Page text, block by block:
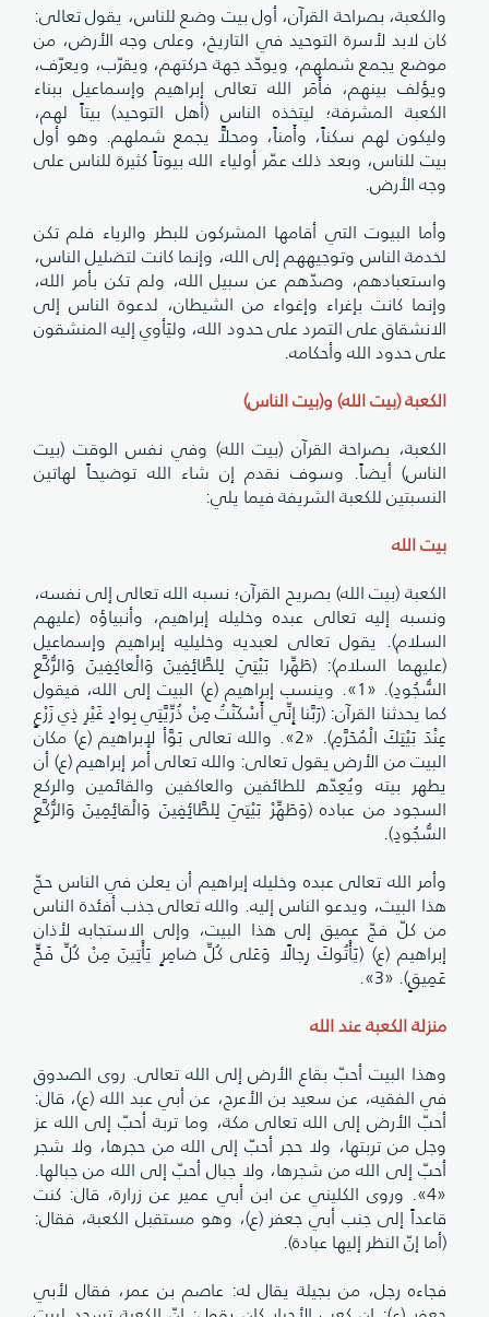
والكعبة، بصراحة القرآن، أول بيت وضع للناس، يقول تعالى:
كان لابد لأسرة التوحيد في التاريخ، وعلى وجه الأرض، من
موضع يجمع شملهم، ويوحّد جهة حركتهم، ويقرّب، ويعرّف،
ويؤلف بينهم، فأَمَر الله تعالى إبراهيم وإسماعيل ببناء
الكعبة المشرفة؛ ليتخذه الناس (أهل التوحيد) بيتاً لهم،
وليكون لهم سكناً، وأَمناً، ومحلاًّ يجمع شملهم. وهو أول
بيت للناس، وبعد ذلك عمّر أولياء الله بيوتاً كثيرة للناس على
وجه الأرض.
وأما البيوت التي أقامها المشركون للبطر والرياء فلم تكن
لخدمة الناس وتوجيههم إلى الله، وإنما كانت لتضليل الناس،
واستعبادهم، وصدّهم عن سبيل الله، ولم تكن بأمر الله،
وإنما كانت بإغراء وإغواء من الشيطان، لدعوة الناس إلى
الانشقاق على التمرد على حدود الله، وليَأوي إليه المنشقون
على حدود الله وأحكامه.
الكعبة (بيت الله) و(بيت الناس)
الكعبة، بصراحة القرآن (بيت الله) وفي نفس الوقت (بيت
الناس) أيضاً. وسوف نقدم إن شاء الله توضيحاً لهاتين
النسبتين للكعبة الشريفة فيما يلي:
بيت الله
الكعبة (بيت الله) بصريح القرآن؛ نسبه الله تعالى إلى نفسه،
ونسبه إليه تعالى عبده وخليله إبراهيم، وأنبياؤه (عليهم
السلام). يقول تعالى لعبديه وخليليه إبراهيم وإسماعيل
(عليهما السلام): (طَهِّرا بَيْتِيَ لِلطَّائِفِينَ وَالْعاكِفِينَ وَالرُّكَّعِ
السُّجُودِ). «1». وينسب إبراهيم (ع) البيت إلى الله، فيقول
كما يحدثنا القرآن: (رَبَّنا إِنِّي أَسْكَنْتُ مِنْ ذُرِّيَّتِي بِوادٍ غَيْرِ ذِي زَرْعٍ
عِنْدَ بَيْتِكَ الْمُحَرَّمِ). «2». والله تعالى بَوَّأ لإبراهيم (ع) مكان
البيت من الأرض يقول تعالى: والله تعالى أمر إبراهيم (ع) أن
يطهر بيته ويُعِدّه للطائفين والعاكفين والقائمين والركع
السجود من عباده (وَطَهِّرْ بَيْتِيَ لِلطَّائِفِينَ وَالْقائِمِينَ وَالرُّكَّعِ
السُّجُودِ).
وأمر الله تعالى عبده وخليله إبراهيم أن يعلن في الناس حجّ
هذا البيت، ويدعو الناس إليه. والله تعالى جذب أفئدة الناس
من كلّ فجّ عميق إلى هذا البيت، وإلى الاستجابه لأذان
إبراهيم (ع) (يَأْتُوكَ رِجالًا وَعَلى كُلِّ ضامِرٍ يَأْتِينَ مِنْ كُلِّ فَجٍّ
عَمِيقٍ). «3».
منزلة الكعبة عند الله
وهذا البيت أحبّ بقاع الأرض إلى الله تعالى. روى الصدوق
في الفقيه، عن سعيد بن الأعرج، عن أبي عبد الله (ع)، قال:
أحبّ الأرض إلى الله تعالى مكة، وما تربة أحبّ إلى الله عز
وجل من تربتها، ولا حجر أحبّ إلى الله من حجرها، ولا شجر
أحبّ إلى الله من شجرها، ولا جبال أحبّ إلى الله من جبالها.
«4». وروى الكليني عن ابن أبي عمير عن زرارة، قال: كنت
قاعداً إلى جنب أبي جعفر (ع)، وهو مستقبل الكعبة، فقال:
(أما إنّ النظر إليها عبادة).
فجاءه رجل، من بجيلة يقال له: عاصم بن عمر، فقال لأبي